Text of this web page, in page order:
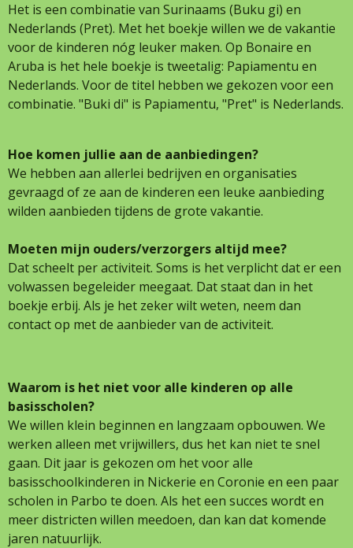
Het is een combinatie van Surinaams (Buku gi) en
Nederlands (Pret). Met het boekje willen we de vakantie
voor de kinderen nóg leuker maken. Op Bonaire en
Aruba is het hele boekje is tweetalig: Papiamentu en
Nederlands. Voor de titel hebben we gekozen voor een
combinatie. "Buki di" is Papiamentu, "Pret" is Nederlands.
Hoe komen jullie aan de aanbiedingen?
We hebben aan allerlei bedrijven en organisaties
gevraagd of ze aan de kinderen een leuke aanbieding
wilden aanbieden tijdens de grote vakantie.
Moeten mijn ouders/verzorgers altijd mee?
Dat scheelt per activiteit. Soms is het verplicht dat er een
volwassen begeleider meegaat. Dat staat dan in het
boekje erbij. Als je het zeker wilt weten, neem dan
contact op met de aanbieder van de activiteit.
Waarom is het niet voor alle kinderen op alle
basisscholen?
We willen klein beginnen en langzaam opbouwen. We
werken alleen met vrijwillers, dus het kan niet te snel
gaan. Dit jaar is gekozen om het voor alle
basisschoolkinderen in Nickerie en Coronie en een paar
scholen in Parbo te doen. Als het een succes wordt en
meer districten willen meedoen, dan kan dat komende
jaren natuurlijk.